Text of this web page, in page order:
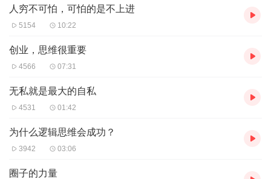
关注我你将学到：
如何开发项目。
如何管理团队。
如何激发团队的斗志。
如何在互联网时代掘金，做业务。
如何做企业？
如何打造团队？
分享互联网创业的方法。
如何用互联网工具拓展业务。
人穷不可怕，可怕的是不上进
5154 10:22
创业，思维很重要
4566 07:31
无私就是最大的自私
4531 01:42
为什么逻辑思维会成功？
3942 03:06
圈子的力量